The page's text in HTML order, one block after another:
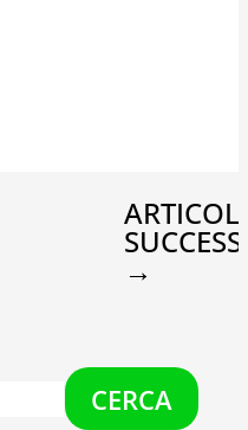
→
CERCA